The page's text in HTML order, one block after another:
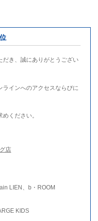
だき、誠にありがとうござい
ラインへのアクセスならびに
ください。
店
LIEN、b・ROOM
KIDS